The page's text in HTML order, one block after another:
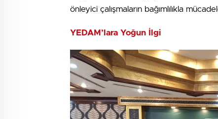
önleyici çalışmaların bağımlılıkla
YEDAM’lara Yoğun İlgi